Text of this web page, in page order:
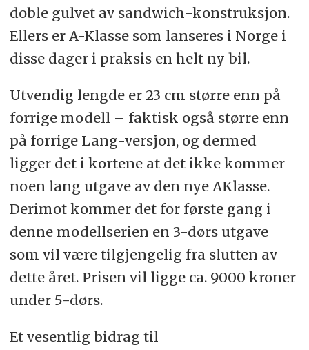
doble gulvet av sandwich-konstruksjon.
Ellers er A-Klasse som lanseres i Norge i
disse dager i praksis en helt ny bil.
Utvendig lengde er 23 cm større enn på
forrige modell – faktisk også større enn
på forrige Lang-versjon, og dermed
ligger det i kortene at det ikke kommer
noen lang utgave av den nye AKlasse.
Derimot kommer det for første gang i
denne modellserien en 3-dørs utgave
som vil være tilgjengelig fra slutten av
dette året. Prisen vil ligge ca. 9000 kroner
under 5-dørs.
Et vesentlig bidrag til